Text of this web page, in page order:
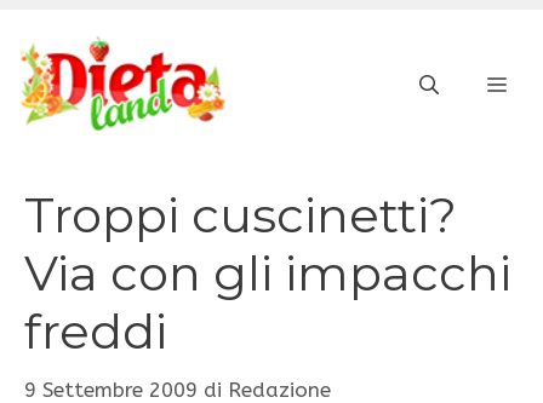
contenuto
Troppi cuscinetti?
Via con gli impacchi
freddi
9 Settembre 2009 di Redazione